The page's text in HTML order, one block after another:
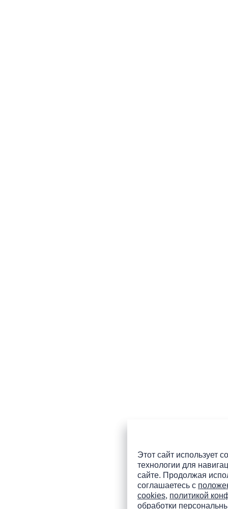
Этот сайт использует
технологии для
сайте. Продолжая
соглашаетесь с
cookies, политикой
обработки